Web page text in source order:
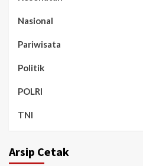
Nasional
Pariwisata
Politik
POLRI
TNI
Arsip Cetak